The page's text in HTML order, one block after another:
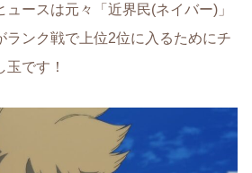
ースは元々「近界民(ネイバー)」
ランク戦で上位2位に入るためにチ
です！